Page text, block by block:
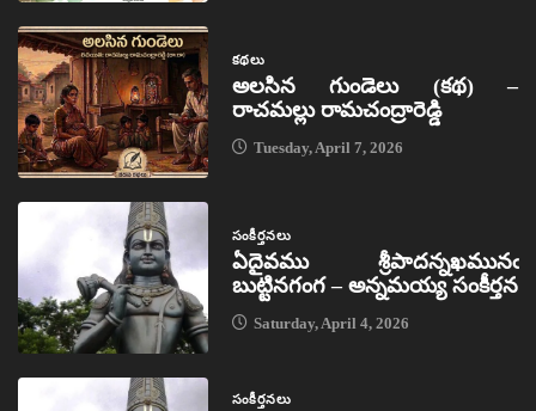
కథలు
అలసిన గుండెలు (కథ) –
రాచమల్లు రామచంద్రారెడ్డి
Tuesday, April 7, 2026
సంకీర్తనలు
ఏదైవము శ్రీపాదన్నఖమునఁ
బుట్టినగంగ – అన్నమయ్య సంకీర్తన
Saturday, April 4, 2026
సంకీర్తనలు